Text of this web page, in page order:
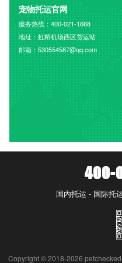
宠物托运官网
服务热线：400-021-1668
地址：虹桥机场西区货运站
邮箱：530554587@qq.com
400-
国内托运 - 国际托
Copyright © 2018-2026